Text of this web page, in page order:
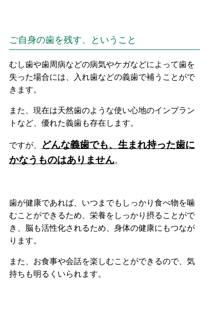
ご自身の歯を残す、ということ
むし歯や歯周病などの病気やケガなどによって歯を
失った場合には、入れ歯などの義歯で補うことがで
きます。
また、現在は天然歯のような使い心地のインプラン
トなど、優れた義歯も存在します。
ですが、
どんな義歯でも、生まれ持った歯に
かなうものはありません。
歯が健康であれば、いつまでもしっかり食べ物を噛
むことができるため、栄養をしっかり摂ることがで
き、脳も活性化されるため、身体の健康にもつなが
ります。
また、お食事や会話を楽しむことができるので、気
持ちも明るくいられます。